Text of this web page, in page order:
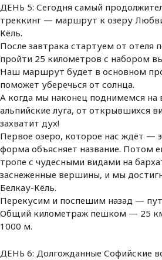
ДЕНЬ 5: Сегодня самый
треккинг — маршрут к озеру
Кёль.
После завтрака стартуем от отеля
пройти 25 километров с набором
Наш маршрут будет в основном
поможет уберечься от солнца.
А когда мы наконец поднимемся на
альпийские луга, от открывшихся
захватит дух!
Первое озеро, которое нас ждёт —
форма объясняет название. Потом
тропе с чудесными видами на
заснеженные вершины, и мы
Белкау-Кёль.
Перекусим и поспешим назад —
Общий километраж пешком — 25
1000 м.
ДЕНЬ 6: Долгожданные Софийские